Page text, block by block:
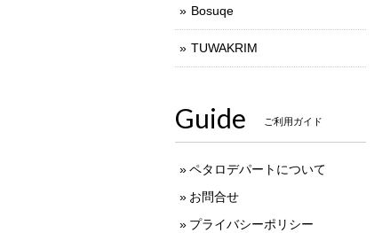
Bosuqe
TUWAKRIM
Guide ご利用ガイド
ペタロデパートについて
お問合せ
プライバシーポリシー